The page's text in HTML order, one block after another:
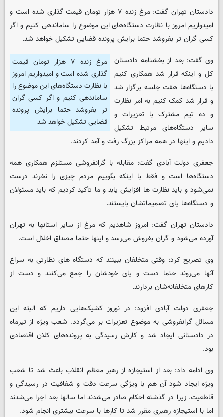
دادستان تهران گفت: مرغ زنده ۷ هزار تومان قیمت گذاری شده است و
امیدواریم امروز با نظارت دستگاه‌های این موضوع را ساماندهی کنیم و اگر
کسی گران تر بفروشد حتما برایش پرونده قضایی تشکیل خواهد شد.
مرغ زنده ۷ هزار تومان قیمت
گذاری شده است و امیدواریم امروز
با نظارت دستگاه‌های این موضوع را
ساماندهی کنیم و اگر کسی گران
تر بفروشد حتما برایش پرونده
قضایی تشکیل خواهد شد
وی گفت: بعد از بخشنامه دادستان
کل و اینکه قرار شد همکاری کنیم
با دستگاه‌ها هفت جلسه برگزار شد
و قرار شد کمک کنیم به امر نظارت
و ده تیم مشترک با تعزیرات و
سایر دستگاه‌های مرتبط تشکیل
دادیم و اینها در همه مراکز بزرگ رفت و آمد کردند.
جعفری دولت آبادی گفت: مقابله با گرانفروشی مستلزم همکاری همه
دستگاه‌ها است و فقط با اینکه بگوییم مردم چیزی را نخرند درست
نمی‌شود و باید نظارت ها افزایش یابد و ما تأکید کردیم که باید مسئولان
و دستگاه‌ها پای تصمیماتشان بایستند.
دادستان تهران گفت: امروز شاهدیم که مرغ از سایر استانها به تهران
آورده می‌شود و گران بفروش می‌رسد و اینها حتما مصداق اخلال است.
وی تصریح کرد: وقتی متخلفان ببینند که دستگاه های نظارتی به سراغ
آنها می‌روند حتما دست و پای خودشان را جمع می‌کنند و دست از
کارهای متخلفانه‌شان بردارند.
جعفری دولت آبادی افزود: در نوروز کشیک‌هایی داریم که البته این
مسائل گرانفروشی به موضوع تعزیرات بر می‌گردد. شعب ویژه از تیرماه
در دادستانی ایجاد شد و کارش رسیدگی به پرونده‌های کلان اقتصادی
بود.
وی ادامه داد: بعد از استیجازه از رهبر معظم انقلاب باعث شد تا شعب
ویژه ایجاد شود آن هم با ویژگی سرعت دقت و شفافیت در رسیدگی و
قاطعیت. زیرا در گذشته احکام صادر می‌شدند اما سالها بعد اجرا می‌شدند
اما با استیجازه رهبری مقرر شد تا کارها با سرعت بیشتری انجام شود.